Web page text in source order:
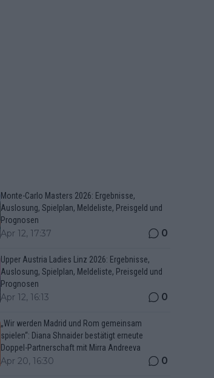
Monte-Carlo Masters 2026: Ergebnisse,
Auslosung, Spielplan, Meldeliste, Preisgeld und
Prognosen
Apr 12, 17:37 0
Upper Austria Ladies Linz 2026: Ergebnisse,
Auslosung, Spielplan, Meldeliste, Preisgeld und
Prognosen
Apr 12, 16:13 0
„Wir werden Madrid und Rom gemeinsam
spielen“: Diana Shnaider bestätigt erneute
Doppel-Partnerschaft mit Mirra Andreeva
Apr 20, 16:30 0